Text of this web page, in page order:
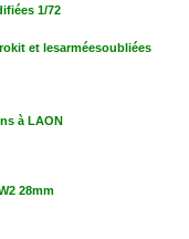
1/72
et lesarméesoubliées
à LAON
28mm